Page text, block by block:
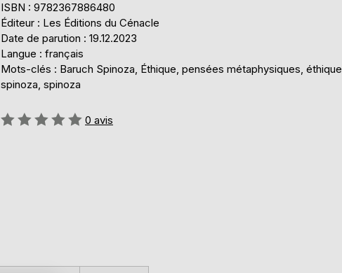
ISBN : 9782367886480
Éditeur : Les Éditions du Cénacle
Date de parution : 19.12.2023
Langue : français
Mots-clés : Baruch Spinoza, Éthique, pensées métaphysiques, éthique
spinoza, spinoza
Évaluation:
0 avis